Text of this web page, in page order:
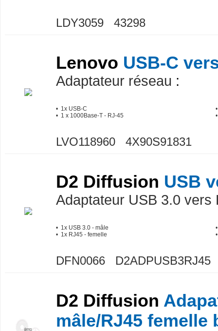
LDY3059 43298
Lenovo USB-C
Adaptateur réseau :
• 1x USB-C
• 1 x 1000Base-T - RJ-45
LVO118960 4X90S91831
D2 Diffusion USB
Adaptateur USB 3.0 vers
• 1x USB 3.0 - mâle
• 1x RJ45 - femelle
DFN0066 D2ADPUSB3RJ45
D2 Diffusion
mâle/RJ45 femelle